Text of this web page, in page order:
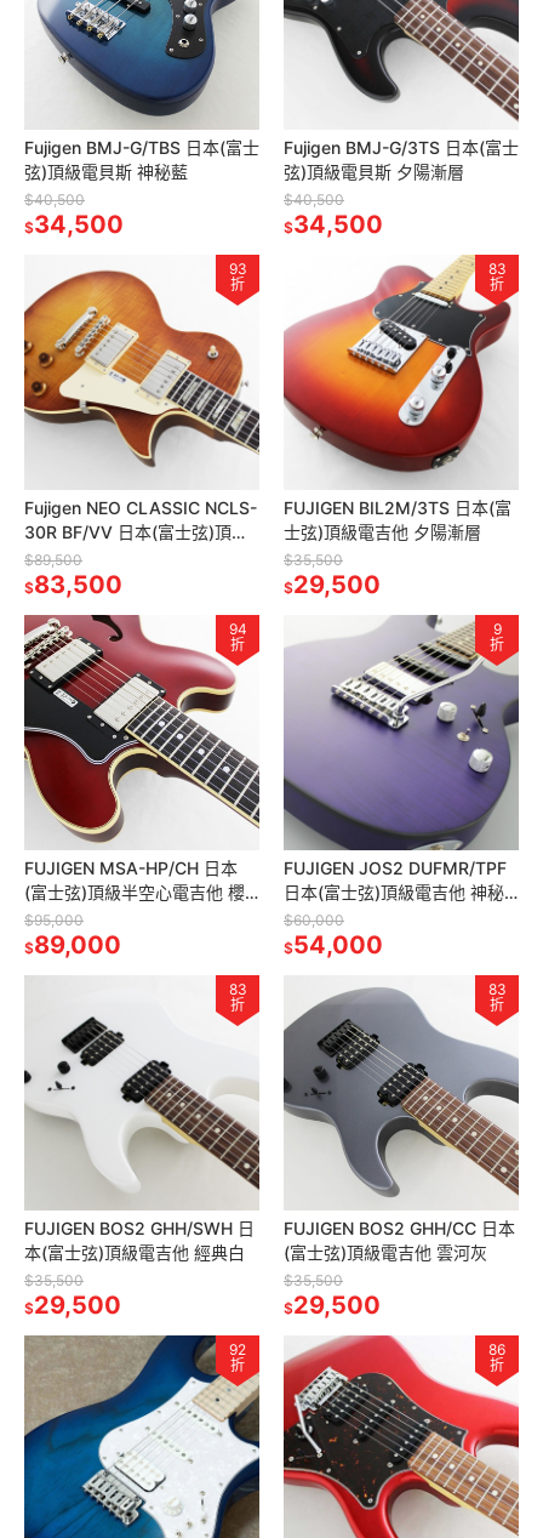
Fujigen BMJ-G/TBS 日本(富士
弦)頂級電貝斯 神秘藍
$40,500
$34,500
Fujigen BMJ-G/3TS 日本(富士
弦)頂級電貝斯 夕陽漸層
$40,500
$34,500
93
折
Fujigen NEO CLASSIC NCLS-
30R BF/VV 日本(富士弦)頂級
電吉他 楓糖漸層
$89,500
$83,500
83
折
FUJIGEN BIL2M/3TS 日本(富
士弦)頂級電吉他 夕陽漸層
$35,500
$29,500
94
折
FUJIGEN MSA-HP/CH 日本
(富士弦)頂級半空心電吉他 櫻
桃紅
$95,000
$89,000
9
折
FUJIGEN JOS2 DUFMR/TPF
日本(富士弦)頂級電吉他 神秘
紫
$60,000
$54,000
83
折
FUJIGEN BOS2 GHH/SWH 日
本(富士弦)頂級電吉他 經典白
$35,500
$29,500
83
折
FUJIGEN BOS2 GHH/CC 日本
(富士弦)頂級電吉他 雲河灰
$35,500
$29,500
92
折
86
折